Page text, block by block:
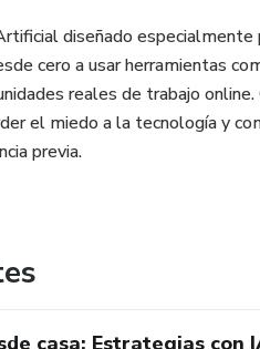
diseñado
cero a usar herramientas
reales de trabajo online.
el miedo a la tecnología y
previa.
casa: Estrategias con